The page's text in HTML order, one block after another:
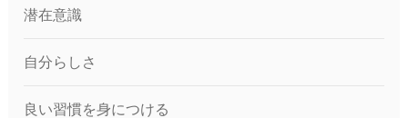
潜在意識
自分らしさ
良い習慣を身につける